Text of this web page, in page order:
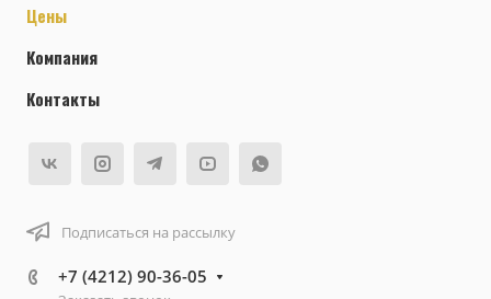
Цены
Компания
Контакты
Подписаться на рассылку
+7 (4212) 90-36-05